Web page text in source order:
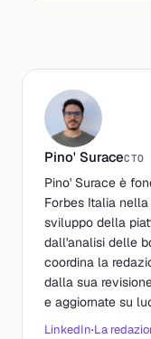
Pino' Surace
Pino' Surace è
Forbes Italia
sviluppo della
dall'analisi delle
coordina la
dalla sua
e aggiornate su
LinkedIn·La